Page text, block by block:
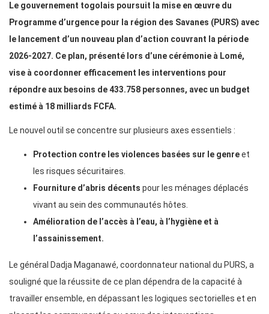
Le gouvernement togolais poursuit la mise en œuvre du
Programme d’urgence pour la région des Savanes (PURS) avec
le lancement d’un nouveau plan d’action couvrant la période
2026-2027. Ce plan, présenté lors d’une cérémonie à Lomé,
vise à coordonner efficacement les interventions pour
répondre aux besoins de 433.758 personnes, avec un budget
estimé à 18 milliards FCFA.
Le nouvel outil se concentre sur plusieurs axes essentiels :
Protection contre les violences basées sur le genreet
les risques sécuritaires.
Fourniture d’abris décents pour les ménages déplacés
vivant au sein des communautés hôtes.
Amélioration de l’accès à l’eau, à l’hygiène et à
l’assainissement.
Le général Dadja Maganawé, coordonnateur national du PURS, a
souligné que la réussite de ce plan dépendra de la capacité à
travailler ensemble, en dépassant les logiques sectorielles et en